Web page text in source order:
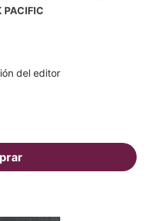
PACIFIC
del editor